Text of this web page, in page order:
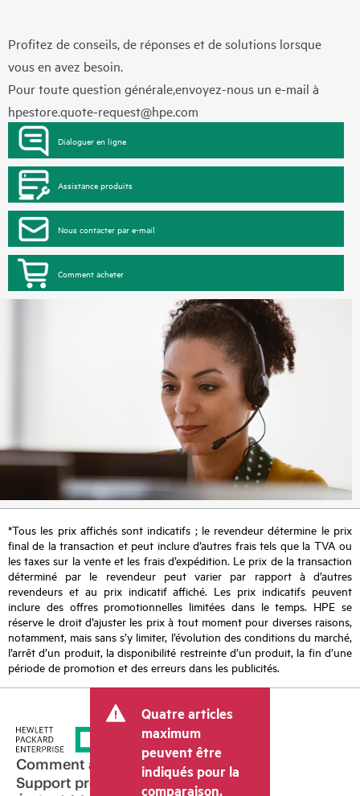
Profitez de conseils, de réponses et de solutions lorsque
vous en avez besoin.
Pour toute question générale,envoyez-nous un e-mail à
hpestore.quote-request@hpe.com
Dialoguer en ligne
Assistance produits
Nous contacter par e-mail
Comment acheter
*Tous les prix affichés sont indicatifs ; le revendeur détermine le prix
final de la transaction et peut inclure d’autres frais tels que la TVA ou
les taxes sur la vente et les frais d’expédition. Le prix de la transaction
déterminé par le revendeur peut varier par rapport à d’autres
revendeurs et au prix indicatif affiché. Les prix indicatifs peuvent
inclure des offres promotionnelles limitées dans le temps. HPE se
réserve le droit d’ajuster les prix à tout moment pour diverses raisons,
notamment, mais sans s’y limiter, l’évolution des conditions du marché,
l’arrêt d’un produit, la disponibilité restreinte d’un produit, la fin d’une
période de promotion et des erreurs dans les publicités.
Quatre articles
maximum
peuvent être
indiqués pour la
comparaison.
Comment acheter
Support produit